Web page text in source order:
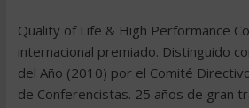
Quality of Life & High Performance
internacional premiado. Distinguido
del Año (2010) por el Comité
de Conferencistas. 25 años de gran